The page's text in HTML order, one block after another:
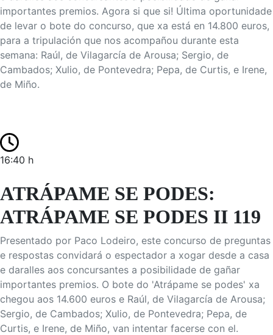
importantes premios. Agora si que si! Última oportunidade
de levar o bote do concurso, que xa está en 14.800 euros,
para a tripulación que nos acompañou durante esta
semana: Raúl, de Vilagarcía de Arousa; Sergio, de
Cambados; Xulio, de Pontevedra; Pepa, de Curtis, e Irene,
de Miño.
16:40 h
ATRÁPAME SE PODES:
ATRÁPAME SE PODES II 119
Presentado por Paco Lodeiro, este concurso de preguntas
e respostas convidará o espectador a xogar desde a casa
e daralles aos concursantes a posibilidade de gañar
importantes premios. O bote do 'Atrápame se podes' xa
chegou aos 14.600 euros e Raúl, de Vilagarcía de Arousa;
Sergio, de Cambados; Xulio, de Pontevedra; Pepa, de
Curtis, e Irene, de Miño, van intentar facerse con el.